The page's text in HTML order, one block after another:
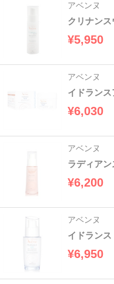
アベンヌ
クリナン
¥5,950
アベンヌ
イドラン
¥6,030
アベンヌ
ラディアン
¥6,200
アベンヌ
イドラン
¥6,950